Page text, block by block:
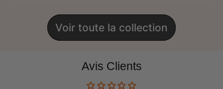
Voir toute la collection
Avis Clients